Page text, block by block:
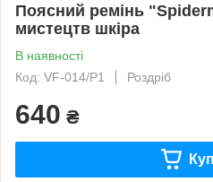
Поясний ремінь
мистецтв шкіра
В наявності
Код: VF-014/P1
Роздріб
640 ₴